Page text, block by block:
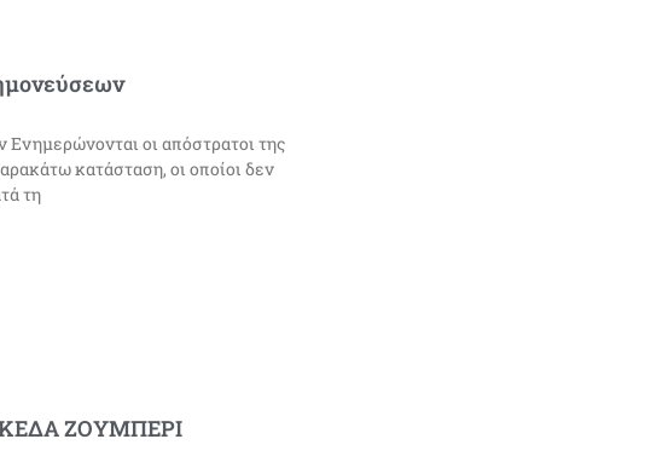
οι απόστρατοι της
κατάσταση, οι οποίοι δεν
τη
ΚΕΔΑ ΖΟΥΜΠΕΡΙ